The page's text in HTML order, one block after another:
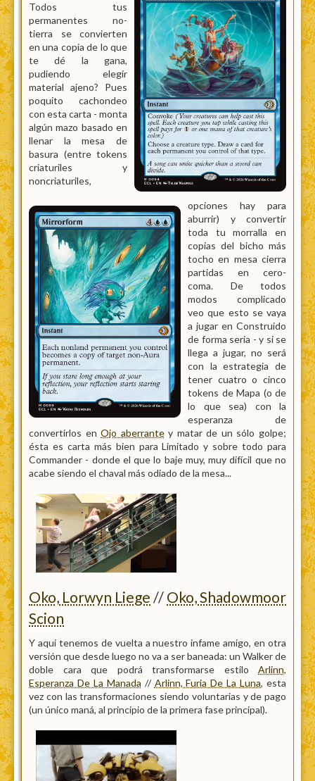
Todos tus
permanentes no-
tierra se convierten
en una copia de lo que
te dé la gana,
pudiendo elegir
material ajeno? Pues
poquito cachondeo
con esta carta - monta
algún mazo basado en
llenar la mesa de
basura (entre tokens
criaturiles y
noncriaturiles,
opciones hay para
aburrir) y convertir
toda tu morralla en
copias del bicho más
tocho en mesa cierra
partidas en cero-
coma. De todos
modos complicado
veo que esto se vaya
a jugar en Construido
de forma seria - y si se
llega a jugar, no será
con la estrategia de
tener cuatro o cinco
tokens de Mapa (o de
lo que sea) con la
esperanza de
convertirlos enOjo aberrantey matar de un sólo golpe;
ésta es carta más bien para Limitado y sobre todo para
Commander - donde el que lo baje muy, muy difícil que no
acabe siendo el chaval más odiado de la mesa...
Oko, Lorwyn Liege // Oko, Shadowmoor
Scion
Y aquí tenemos de vuelta a nuestro infame amigo, en otra
versión que desde luego no va a ser baneada: un Walker de
doble cara que podrá transformarse estilo Arlinn,
Esperanza De La Manada // Arlinn, Furia De La Luna, esta
vez con las transformaciones siendo voluntarias y de pago
(un único maná, al principio de la primera fase principal).